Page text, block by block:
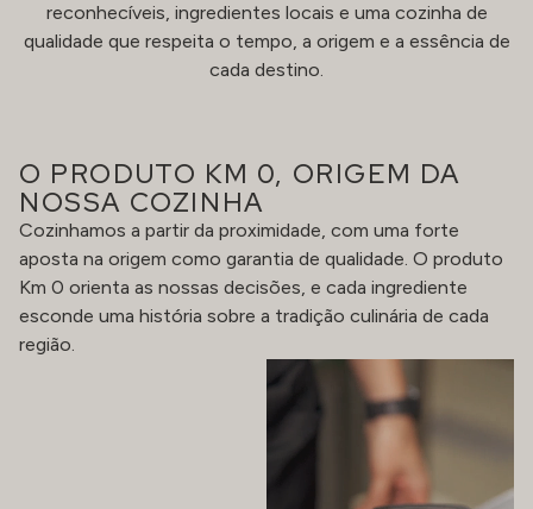
reconhecíveis, ingredientes locais e uma cozinha de
qualidade que respeita o tempo, a origem e a essência de
cada destino.
O PRODUTO KM 0, ORIGEM DA
NOSSA COZINHA
Cozinhamos a partir da proximidade, com uma forte
aposta na origem como garantia de qualidade. O produto
Km 0 orienta as nossas decisões, e cada ingrediente
esconde uma história sobre a tradição culinária de cada
região.